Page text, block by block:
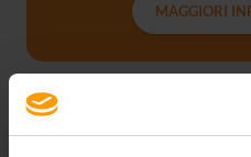
MAGGIORI